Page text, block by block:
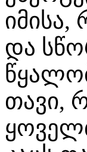
და
თავი,